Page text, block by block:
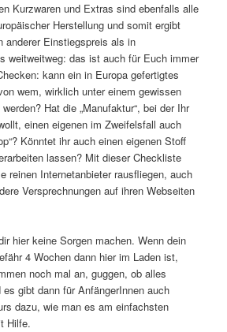
Kurzwaren und Extras sind ebenfalls alle
Herstellung und somit ergibt
anderer Einstiegspreis als in
weitweitweg: das ist auch für Euch immer
kann ein in Europa gefertigtes
wem, wirklich unter einem gewissen
Hat die „Manufaktur“, bei der Ihr
einen eigenen im Zweifelsfall auch
Könntet ihr auch einen eigenen Stoff
lassen? Mit dieser Checkliste
reinen Internetanbieter rausfliegen, auch
Versprechnungen auf ihren Webseiten
hier keine Sorgen machen. Wenn dein
4 Wochen dann hier im Laden ist,
noch mal an, guggen, ob alles
gibt dann für AnfängerInnen auch
dazu, wie man es am einfachsten
Hilfe.